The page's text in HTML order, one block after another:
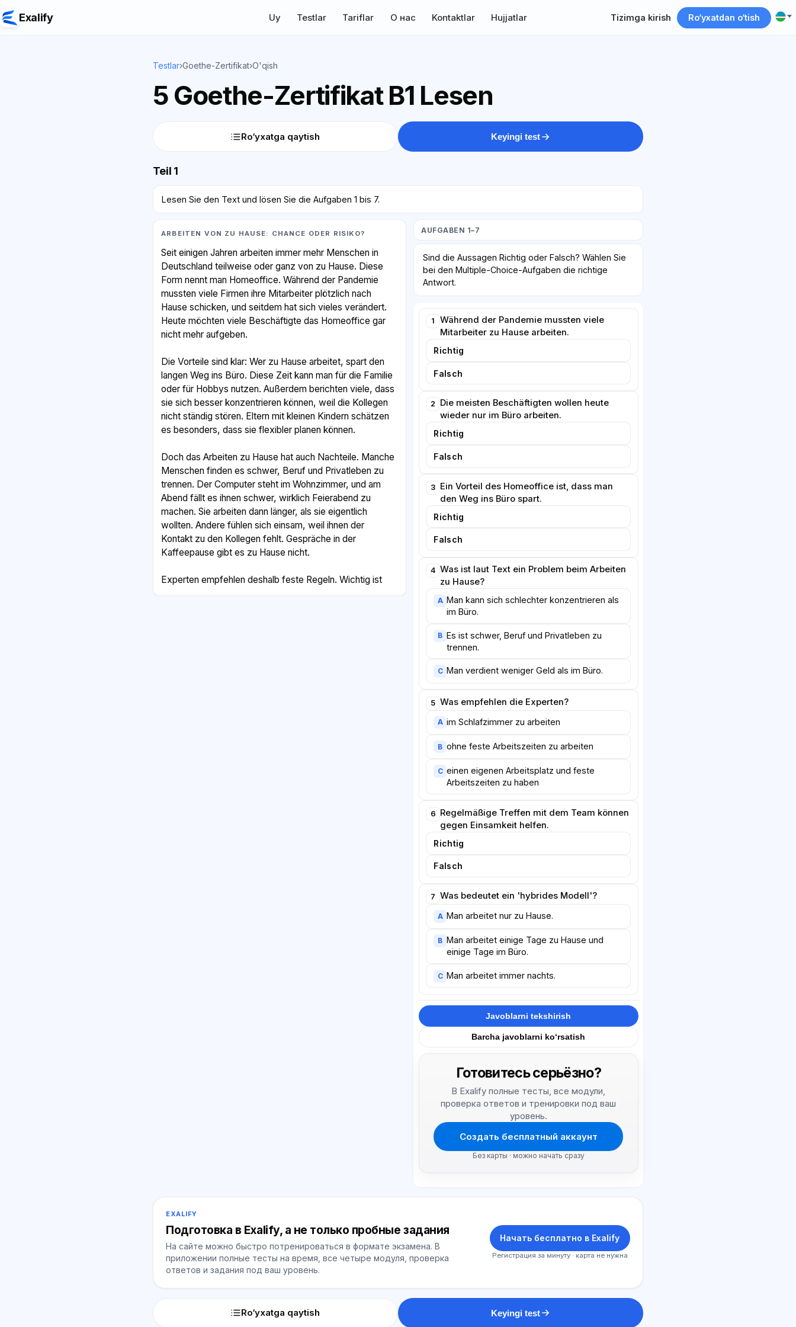
Exalify Uy Testlar Tariflar О нас Kontaktlar Hujjatlar Tizimga kirish Ro‘yxatdan o‘tish
Testlar›Goethe-Zertifikat›O'qish
5 Goethe-Zertifikat B1 Lesen
Ro‘yxatga qaytish Keyingi test
Teil 1
Lesen Sie den Text und lösen Sie die Aufgaben 1 bis 7.
ARBEITEN VON ZU HAUSE: CHANCE ODER RISIKO?
Seit einigen Jahren arbeiten immer mehr Menschen in
Deutschland teilweise oder ganz von zu Hause. Diese
Form nennt man Homeoffice. Während der Pandemie
mussten viele Firmen ihre Mitarbeiter plötzlich nach
Hause schicken, und seitdem hat sich vieles verändert.
Heute möchten viele Beschäftigte das Homeoffice gar
nicht mehr aufgeben.
Die Vorteile sind klar: Wer zu Hause arbeitet, spart den
langen Weg ins Büro. Diese Zeit kann man für die Familie
oder für Hobbys nutzen. Außerdem berichten viele, dass
sie sich besser konzentrieren können, weil die Kollegen
nicht ständig stören. Eltern mit kleinen Kindern schätzen
es besonders, dass sie flexibler planen können.
Doch das Arbeiten zu Hause hat auch Nachteile. Manche
Menschen finden es schwer, Beruf und Privatleben zu
trennen. Der Computer steht im Wohnzimmer, und am
Abend fällt es ihnen schwer, wirklich Feierabend zu
machen. Sie arbeiten dann länger, als sie eigentlich
wollten. Andere fühlen sich einsam, weil ihnen der
Kontakt zu den Kollegen fehlt. Gespräche in der
Kaffeepause gibt es zu Hause nicht.
Experten empfehlen deshalb feste Regeln. Wichtig ist
AUFGABEN 1–7
Sind die Aussagen Richtig oder Falsch? Wählen Sie
bei den Multiple-Choice-Aufgaben die richtige
Antwort.
1
Während der Pandemie mussten viele
Mitarbeiter zu Hause arbeiten.
Richtig
Falsch
2
Die meisten Beschäftigten wollen heute
wieder nur im Büro arbeiten.
Richtig
Falsch
3 Ein Vorteil des Homeoffice ist, dass man
den Weg ins Büro spart.
Richtig
Falsch
4 Was ist laut Text ein Problem beim Arbeiten
zu Hause?
A Man kann sich schlechter konzentrieren als
im Büro.
B Es ist schwer, Beruf und Privatleben zu
trennen.
C Man verdient weniger Geld als im Büro.
5 Was empfehlen die Experten?
A im Schlafzimmer zu arbeiten
B ohne feste Arbeitszeiten zu arbeiten
C einen eigenen Arbeitsplatz und feste
Arbeitszeiten zu haben
6 Regelmäßige Treffen mit dem Team können
gegen Einsamkeit helfen.
Richtig
Falsch
7 Was bedeutet ein 'hybrides Modell'?
A Man arbeitet nur zu Hause.
B Man arbeitet einige Tage zu Hause und
einige Tage im Büro.
C Man arbeitet immer nachts.
Javoblarni tekshirish
Barcha javoblarni ko‘rsatish
Готовитесь серьёзно?
В Exalify полные тесты, все модули,
проверка ответов и тренировки под ваш
уровень.
Создать бесплатный аккаунт
Без карты · можно начать сразу
EXALIFY
Подготовка в Exalify, а не только пробные задания
На сайте можно быстро потренироваться в формате экзамена. В
приложении полные тесты на время, все четыре модуля, проверка
ответов и задания под ваш уровень.
Начать бесплатно в Exalify
Регистрация за минуту · карта не нужна
Ro‘yxatga qaytish Keyingi test